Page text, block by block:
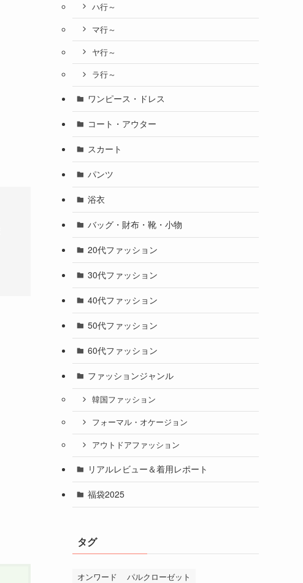
ハ行～
マ行～
ヤ行～
ラ行～
ワンピース・ドレス
コート・アウター
スカート
パンツ
浴衣
バッグ・財布・靴・小物
20代ファッション
30代ファッション
40代ファッション
50代ファッション
60代ファッション
ファッションジャンル
韓国ファッション
フォーマル・オケージョン
アウトドアファッション
リアルレビュー＆着用レポート
福袋2025
タグ
オンワード パルクローゼット